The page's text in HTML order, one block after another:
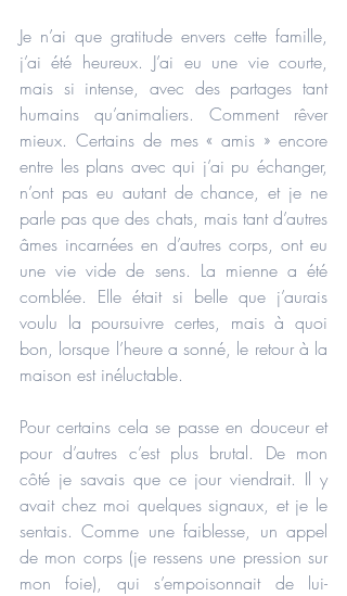
Je n’ai que gratitude envers cette famille,
j’ai été heureux. J’ai eu une vie courte,
mais si intense, avec des partages tant
humains qu’animaliers. Comment rêver
mieux. Certains de mes « amis » encore
entre les plans avec qui j’ai pu échanger,
n’ont pas eu autant de chance, et je ne
parle pas que des chats, mais tant d’autres
âmes incarnées en d’autres corps, ont eu
une vie vide de sens. La mienne a été
comblée. Elle était si belle que j’aurais
voulu la poursuivre certes, mais à quoi
bon, lorsque l’heure a sonné, le retour à la
maison est inéluctable.
Pour certains cela se passe en douceur et
pour d’autres c’est plus brutal. De mon
côté je savais que ce jour viendrait. Il y
avait chez moi quelques signaux, et je le
sentais. Comme une faiblesse, un appel
de mon corps (je ressens une pression sur
mon foie), qui s’empoisonnait de lui-